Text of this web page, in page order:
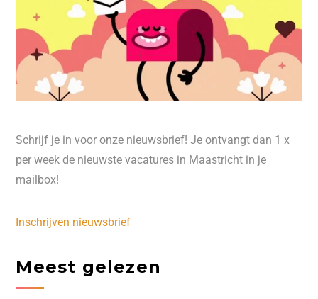
Schrijf je in voor onze nieuwsbrief! Je ontvangt dan 1 x
per week de nieuwste vacatures in Maastricht in je
mailbox!
Inschrijven nieuwsbrief
Meest gelezen